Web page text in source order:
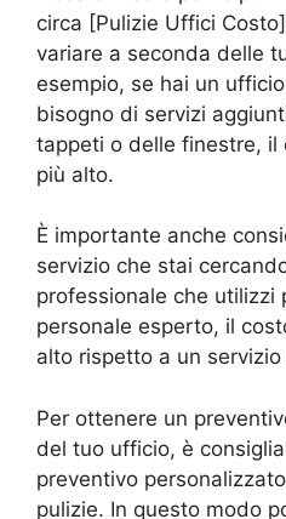
circa [Pulizie Uffici
variare a seconda delle
esempio, se hai un
bisogno di servizi
tappeti o delle finestre, il
più alto.
È importante anche
servizio che stai
professionale che utilizzi
personale esperto, il
alto rispetto a un
Per ottenere un
del tuo ufficio, è
preventivo
pulizie. In questo modo